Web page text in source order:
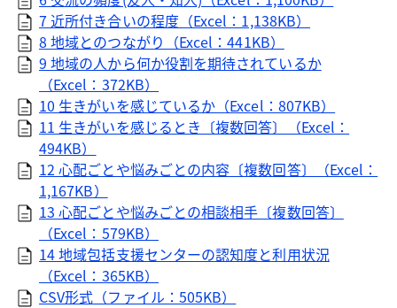
7 近所付き合いの程度（Excel：1,138KB）
8 地域とのつながり（Excel：441KB）
9 地域の人から何か役割を期待されているか
（Excel：372KB）
10 生きがいを感じているか（Excel：807KB）
11 生きがいを感じるとき〔複数回答〕（Excel：
494KB）
12 心配ごとや悩みごとの内容〔複数回答〕（Excel：
1,167KB）
13 心配ごとや悩みごとの相談相手〔複数回答〕
（Excel：579KB）
14 地域包括支援センターの認知度と利用状況
（Excel：365KB）
CSV形式（ファイル：505KB）